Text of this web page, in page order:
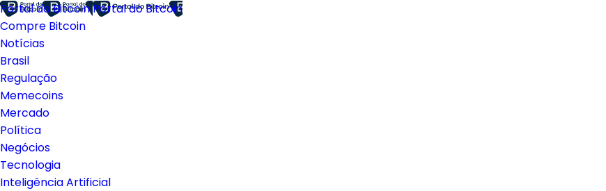
Portal do BitcoinPortal do Bitcoin
Compre Bitcoin
Notícias
Brasil
Regulação
Memecoins
Mercado
Política
Negócios
Tecnologia
Inteligência Artificial